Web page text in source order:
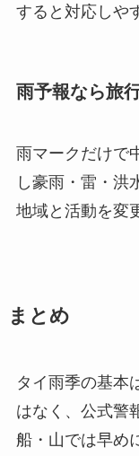
すると対応しや
雨予報なら旅
雨マークだけで
し豪雨・雷・洪
地域と活動を変
まとめ
タイ雨季の基本
はなく、公式警
船・山では早め